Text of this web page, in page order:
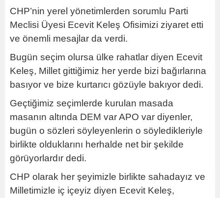
CHP’nin yerel yönetimlerden sorumlu Parti
Meclisi Üyesi Ecevit Keleş Ofisimizi ziyaret etti
ve önemli mesajlar da verdi.
Bugün seçim olursa ülke rahatlar diyen Ecevit
Keleş, Millet gittiğimiz her yerde bizi bağırlarına
basıyor ve bize kurtarıcı gözüyle bakıyor dedi.
Geçtiğimiz seçimlerde kurulan masada
masanın altında DEM var APO var diyenler,
bugün o sözleri söyleyenlerin o söyledikleriyle
birlikte olduklarını herhalde net bir şekilde
görüyorlardır dedi.
CHP olarak her şeyimizle birlikte sahadayız ve
Milletimizle iç içeyiz diyen Ecevit Keleş,